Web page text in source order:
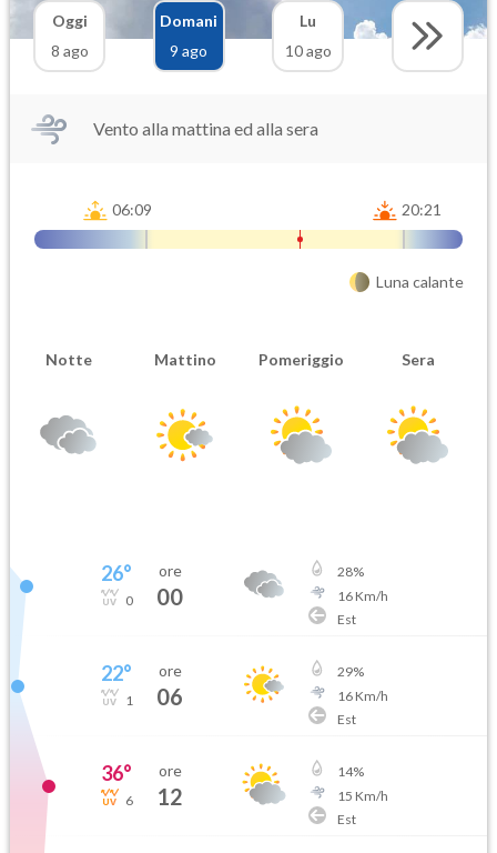
Oggi
8 ago
Domani
9 ago
Lu
10 ago
Vento alla mattina ed alla sera
06:09 20:21
Luna calante
Notte Mattino Pomeriggio Sera
26°
0
ore
00
28%
16Km/h
Est
22°
1
ore
06
29%
16Km/h
Est
36°
6
ore
12
14%
15 Km/h
Est